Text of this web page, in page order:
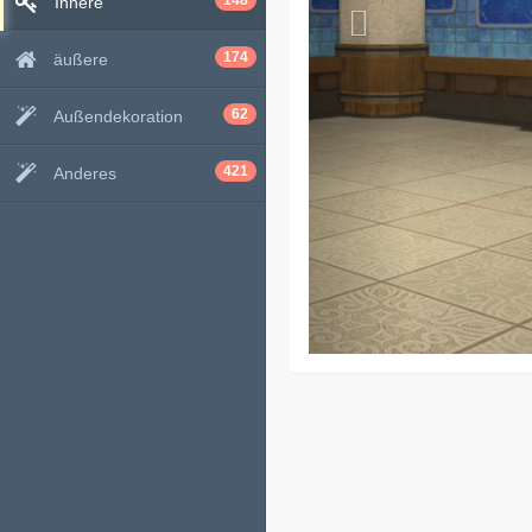
äußere 174
Außendekoration 62
Anderes 421